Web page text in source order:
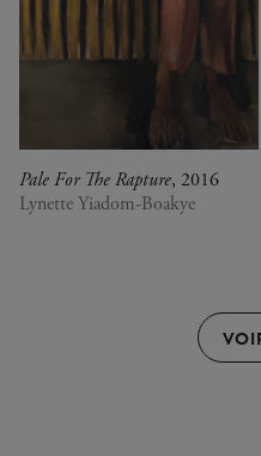
Pale For The Rapture, 2016
Lynette Yiadom-Boakye